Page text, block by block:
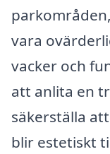
vara
vacker och
att anlita en
säkerställa
blir estetiskt